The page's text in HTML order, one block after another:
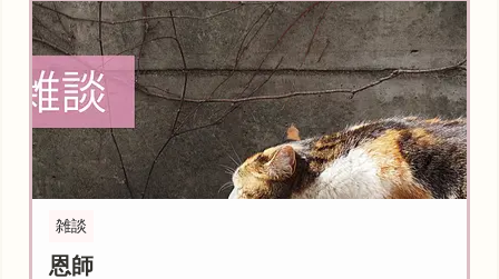
雑談
恩師